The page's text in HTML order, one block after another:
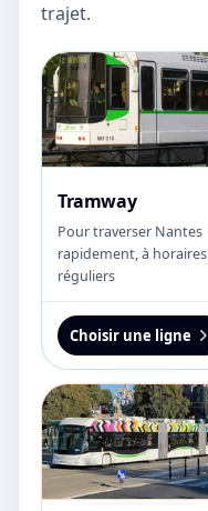
trajet.
Tramway
Pour traverser Nantes
rapidement, à horaires
réguliers
Choisir une ligne